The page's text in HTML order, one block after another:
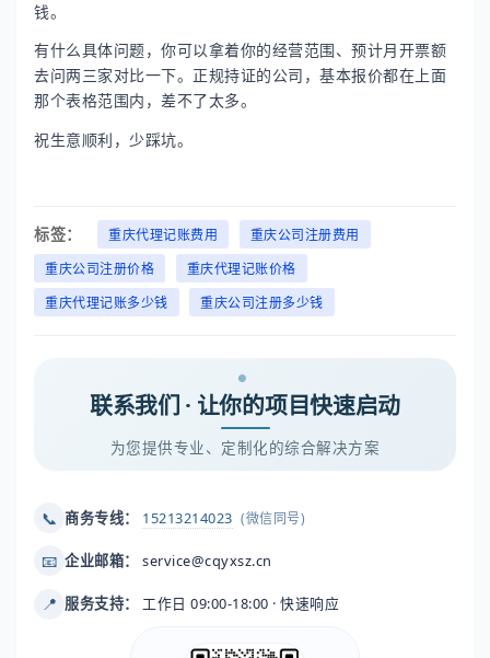
钱。
有什么具体问题，你可以拿着你的经营范围、预计月开票额
去问两三家对比一下。正规持证的公司，基本报价都在上面
那个表格范围内，差不了太多。
祝生意顺利，少踩坑。
标签： 重庆代理记账费用
重庆公司注册费用
重庆公司注册价格
重庆代理记账价格
重庆代理记账多少钱
重庆公司注册多少钱
联系我们 · 让你的项目快速启动
为您提供专业、定制化的综合解决方案
📞 商务专线： 15213214023 (微信同号)
📧 企业邮箱： service@cqyxsz.cn
📍 服务支持： 工作日 09:00-18:00 · 快速响应